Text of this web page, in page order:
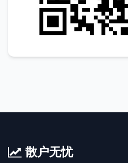
散户无忧